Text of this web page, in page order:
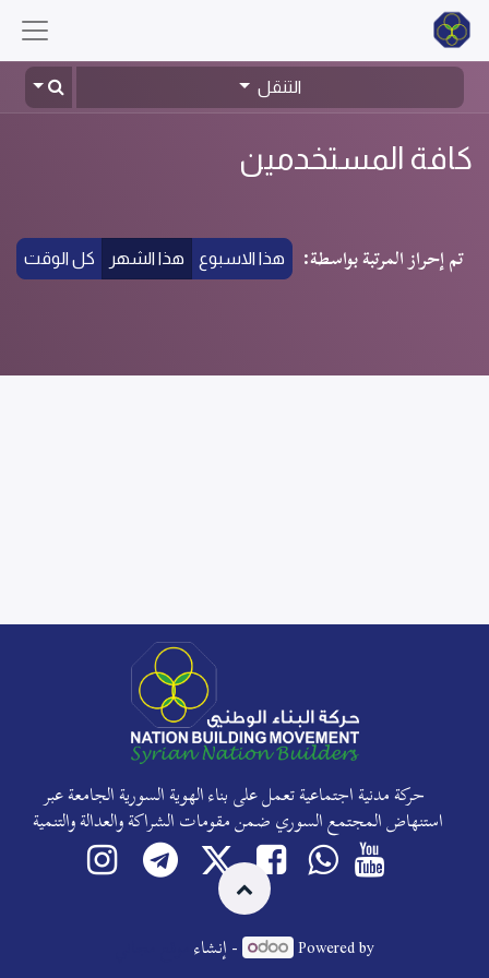
التنقل
كافة المستخدمين
تم إحراز المرتبة بواسطة: هذا الاسبوع هذا الشهر كل الوقت
حركة مدنية اجتماعية تعمل على بناء الهوية السورية الجامعة عبر
استنهاض المجتمع السوري ضمن مقومات الشراكة والعدالة والتنمية
Powered by - إنشاء